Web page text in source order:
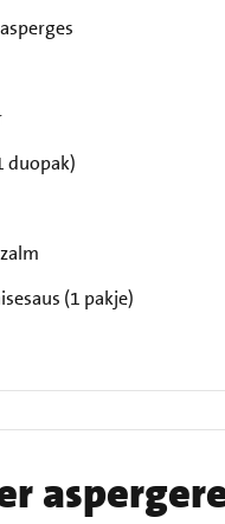
duopak)
(1 pakje)